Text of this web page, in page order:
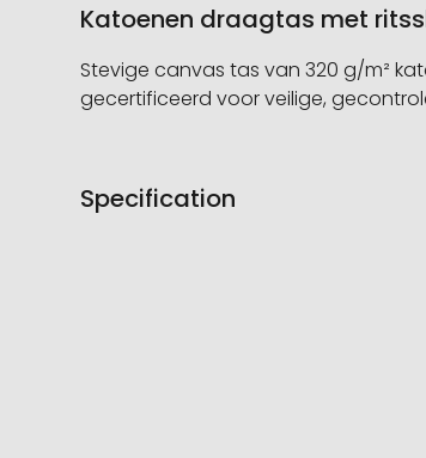
Katoenen draagtas met
Stevige canvas tas van 320 g/m²
gecertificeerd voor veilige,
Specification